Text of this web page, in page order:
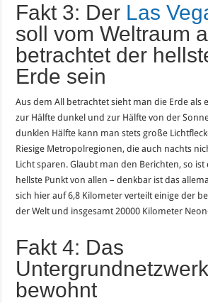
Fakt 3: Der Las
soll vom Weltraum
betrachtet der
Erde sein
Aus dem All betrachtet sieht man die Erde als
zur Hälfte dunkel und zur Hälfte von der
dunklen Hälfte kann man stets große
Riesige Metropolregionen, die auch nachts
Licht sparen. Glaubt man den Berichten, so ist
hellste Punkt von allen – denkbar ist das
sich hier auf 6,8 Kilometer verteilt einige der
der Welt und insgesamt 20000 Kilometer
Fakt 4: Das
bewohnt